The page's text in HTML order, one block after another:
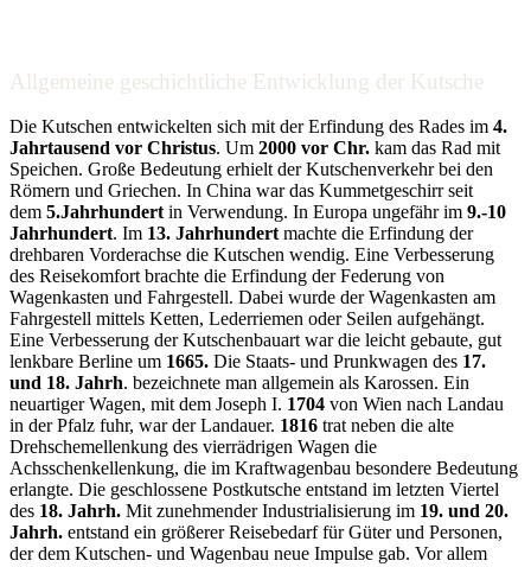
Allgemeine geschichtliche Entwicklung der Kutsche
Die Kutschen entwickelten sich mit der Erfindung des Rades im 4.
Jahrtausend vor Christus. Um 2000 vor Chr. kam das Rad mit
Speichen. Große Bedeutung erhielt der Kutschenverkehr bei den
Römern und Griechen. In China war das Kummetgeschirr seit
dem 5.Jahrhundert in Verwendung. In Europa ungefähr im 9.-10
Jahrhundert. Im 13. Jahrhundert machte die Erfindung der
drehbaren Vorderachse die Kutschen wendig. Eine Verbesserung
des Reisekomfort brachte die Erfindung der Federung von
Wagenkasten und Fahrgestell. Dabei wurde der Wagenkasten am
Fahrgestell mittels Ketten, Lederriemen oder Seilen aufgehängt.
Eine Verbesserung der Kutschenbauart war die leicht gebaute, gut
lenkbare Berline um 1665. Die Staats- und Prunkwagen des 17.
und 18. Jahrh. bezeichnete man allgemein als Karossen. Ein
neuartiger Wagen, mit dem Joseph I. 1704 von Wien nach Landau
in der Pfalz fuhr, war der Landauer. 1816 trat neben die alte
Drehschemellenkung des vierrädrigen Wagen die
Achsschenkellenkung, die im Kraftwagenbau besondere Bedeutung
erlangte. Die geschlossene Postkutsche entstand im letzten Viertel
des 18. Jahrh. Mit zunehmender Industrialisierung im 19. und 20.
Jahrh. entstand ein größerer Reisebedarf für Güter und Personen,
der dem Kutschen- und Wagenbau neue Impulse gab. Vor allem